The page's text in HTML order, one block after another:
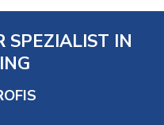
SPEZIALIST IN